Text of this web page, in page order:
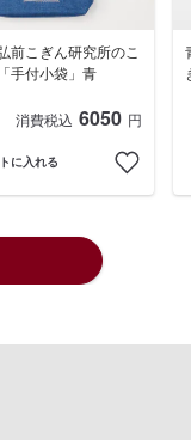
こぎん研究所のこ
手付小袋」青
消費税込 6050 円
に入れる